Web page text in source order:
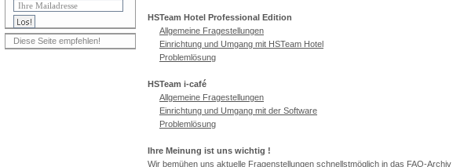
Diese Seite empfehlen!
HSTeam Hotel Professional Edition
Allgemeine Fragestellungen
Einrichtung und Umgang mit HSTeam Hotel
Problemlösung
HSTeam i-café
Allgemeine Fragestellungen
Einrichtung und Umgang mit der Software
Problemlösung
Ihre Meinung ist uns wichtig !
Wir bemühen uns aktuelle Fragenstellungen schnellstmöglich in das FAQ-